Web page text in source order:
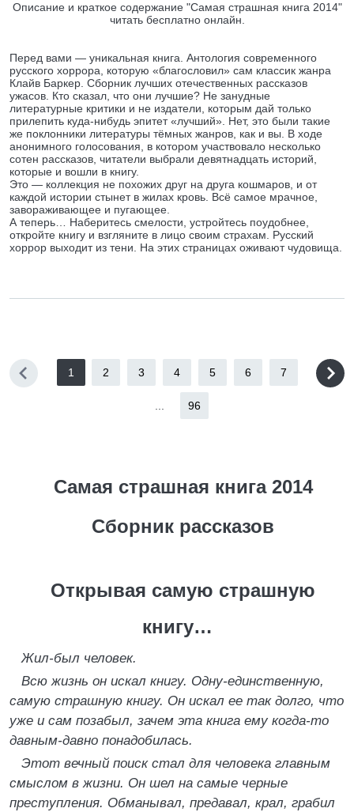
Описание и краткое содержание "Самая страшная книга 2014"
читать бесплатно онлайн.
Перед вами — уникальная книга. Антология современного
русского хоррора, которую «благословил» сам классик жанра
Клайв Баркер. Сборник лучших отечественных рассказов
ужасов. Кто сказал, что они лучшие? Не занудные
литературные критики и не издатели, которым дай только
прилепить куда-нибудь эпитет «лучший». Нет, это были такие
же поклонники литературы тёмных жанров, как и вы. В ходе
анонимного голосования, в котором участвовало несколько
сотен рассказов, читатели выбрали девятнадцать историй,
которые и вошли в книгу.
Это — коллекция не похожих друг на друга кошмаров, и от
каждой истории стынет в жилах кровь. Всё самое мрачное,
завораживающее и пугающее.
А теперь… Наберитесь смелости, устройтесь поудобнее,
откройте книгу и взгляните в лицо своим страхам. Русский
хоррор выходит из тени. На этих страницах оживают чудовища.
1 2 3 4 5 6 7
96
Самая страшная книга 2014
Сборник рассказов
Открывая самую страшную
книгу…
Жил-был человек.
Всю жизнь он искал книгу. Одну-единственную,
самую страшную книгу. Он искал ее так долго, что
уже и сам позабыл, зачем эта книга ему когда-то
давным-давно понадобилась.
Этот вечный поиск стал для человека главным
смыслом в жизни. Он шел на самые черные
преступления. Обманывал, предавал, крал, грабил